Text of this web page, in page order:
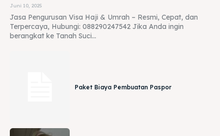
Juni 10, 2025
Jasa Pengurusan Visa Haji & Umrah – Resmi, Cepat, dan
Terpercaya, Hubungi: 088290247542 Jika Anda ingin
berangkat ke Tanah Suci...
Paket Biaya Pembuatan Paspor